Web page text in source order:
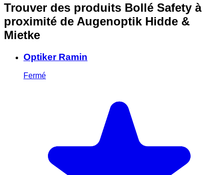
Trouver des produits Bollé Safety à
proximité de Augenoptik Hidde &
Mietke
Optiker Ramin
Fermé